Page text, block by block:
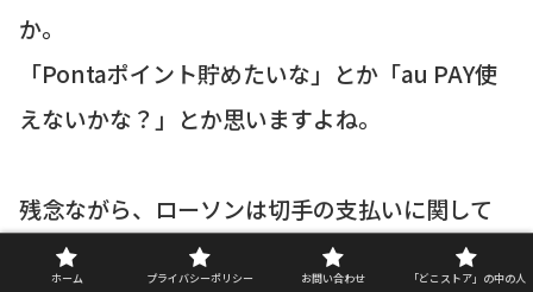
か。
「Pontaポイント貯めたいな」とか「au PAY使
えないかな？」とか思いますよね。
残念ながら、ローソンは切手の支払いに関して
はちょっと厳しいです…。
ホーム プライバシーポリシー お問い合わせ 「どこストア」の中の人